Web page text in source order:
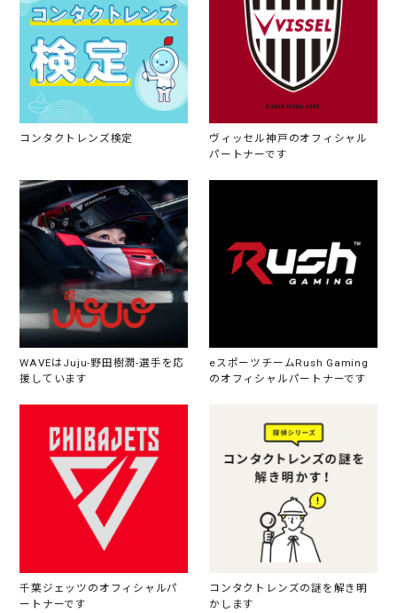
コンタクトレンズ検定
ヴィッセル神戸のオフィシャル
パートナーです
WAVEはJuju-野田樹潤-選手を応
援しています
eスポーツチームRush Gaming
のオフィシャルパートナーです
千葉ジェッツのオフィシャルパ
ートナーです
コンタクトレンズの謎を解き明
かします